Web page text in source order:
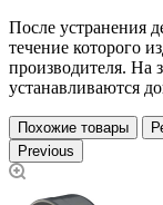
После устранения
течение которого
производителя. На
устанавливаются
Похожие товары
Previous